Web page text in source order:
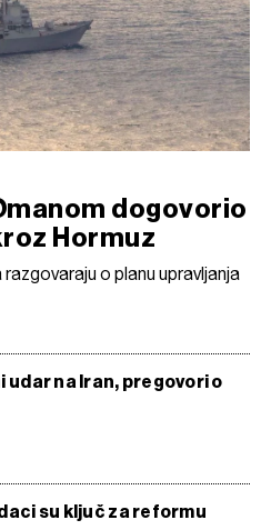
dogovorio
Hormuz
o planu upravljanja
na Iran, pregovori o
su ključ za reformu